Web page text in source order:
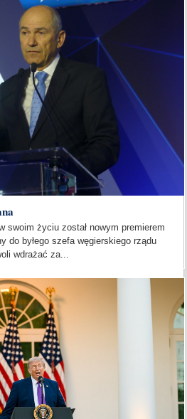
swoim życiu został nowym premierem
do byłego szefa węgierskiego rządu
wdrażać za...